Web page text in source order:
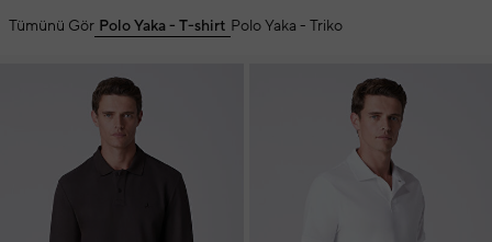
Polo Yaka - T-shirt Polo Yaka - Triko
Tümünü Gör